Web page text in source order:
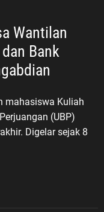
Wantilan
Bank
mahasiswa Kuliah
(UBP)
Digelar sejak 8